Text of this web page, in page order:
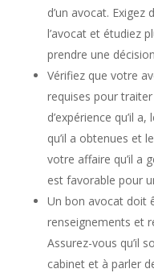
d’un avocat.
l’avocat et étudiez
prendre une
Vérifiez que votre
requises pour
d’expérience qu’il
qu’il a obtenues et
votre affaire qu’il a
est favorable pour
Un bon avocat doit
renseignements et
Assurez-vous qu’il
cabinet et à parler